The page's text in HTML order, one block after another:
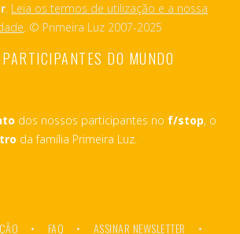
. Leia os termos de utilização e a nossa
. © Primeira Luz 2007-2025
DO MUNDO
dos nossos participantes no f/stop, o
da família Primeira Luz.
FAQ ASSINAR NEWSLETTER